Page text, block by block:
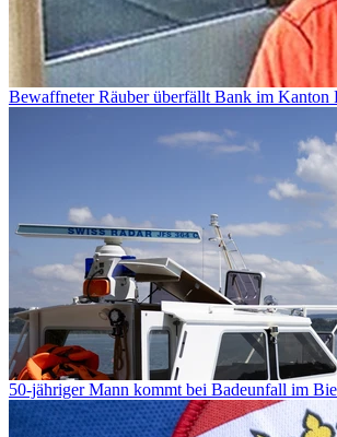
Bewaffneter Räuber überfällt Bank im Kanton
50-jähriger Mann kommt bei Badeunfall im